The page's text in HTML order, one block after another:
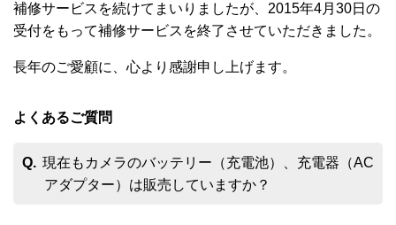
補修サービスを続けてまいりましたが、 2015年4月30日の
受付をもって補修サービスを終了させていただきました。
長年のご愛顧に、心より感謝申し上げます。
よくあるご質問
現在もカメラのバッテリー（充電池）、充電器（AC
アダプター）は販売していますか？